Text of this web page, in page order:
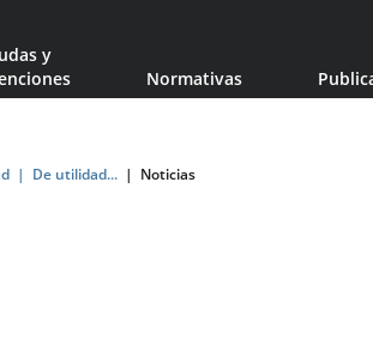
y
Normativas
De utilidad... Noticias